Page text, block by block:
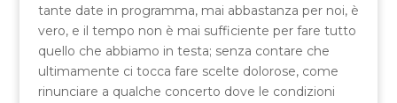
tante date in programma, mai abbastanza per noi, è
vero, e il tempo non è mai sufficiente per fare tutto
quello che abbiamo in testa; senza contare che
ultimamente ci tocca fare scelte dolorose, come
rinunciare a qualche concerto dove le condizioni